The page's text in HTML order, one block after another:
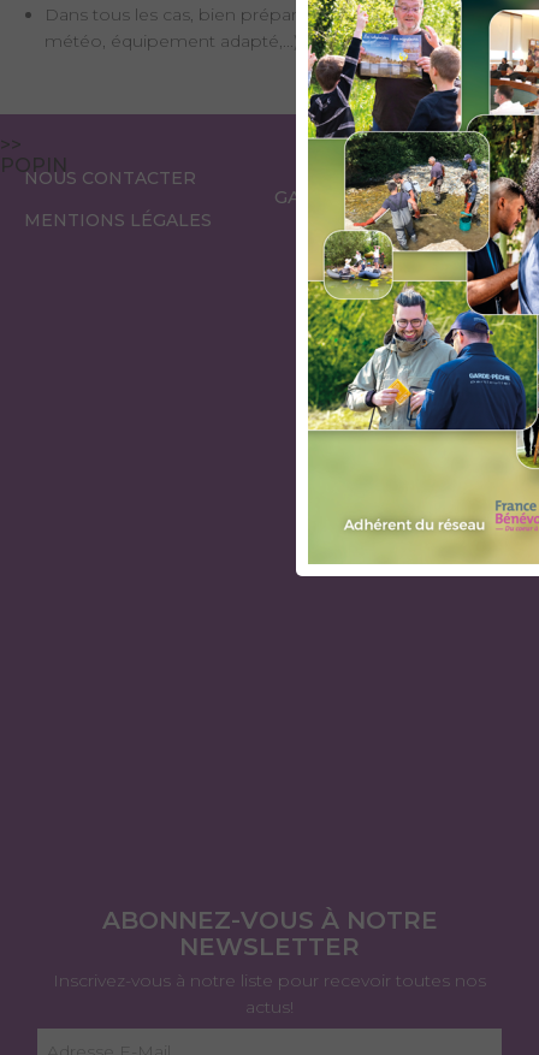
>>
POPIN
Dans tous les cas, bien préparer sa randonnée (itinéraire,
météo, équipement adapté,...).
NOUS CONTACTER
MENTIONS LÉGALES
ESPACE
GARDES PÊCHE
ESPACE
ÉLUS
ABONNEZ-VOUS À NOTRE
NEWSLETTER
Inscrivez-vous à notre liste pour recevoir toutes nos
actus!